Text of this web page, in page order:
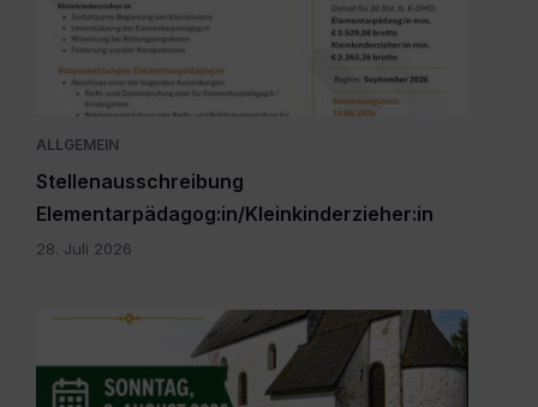
Bezirk
Feldkirchen
St.
Veit.pdf
ALLGEMEIN
Stellenausschreibung
Elementarpädagog:in/Kleinkinderzieher:in
28. Juli 2026
IMG-
WA0000.jpg